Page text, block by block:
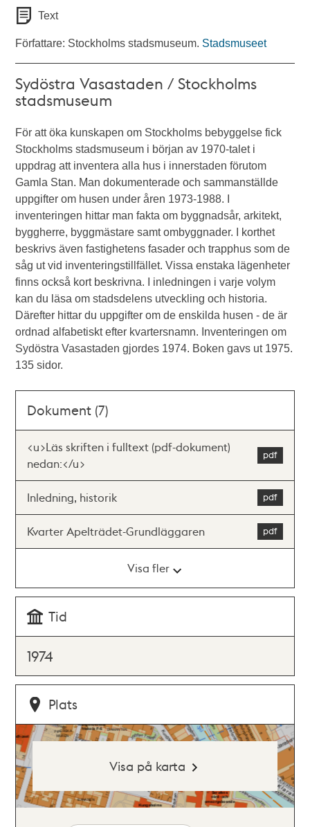
Text
Författare: Stockholms stadsmuseum. Stadsmuseet
Sydöstra Vasastaden / Stockholms
stadsmuseum
För att öka kunskapen om Stockholms bebyggelse fick
Stockholms stadsmuseum i början av 1970-talet i
uppdrag att inventera alla hus i innerstaden förutom
Gamla Stan. Man dokumenterade och sammanställde
uppgifter om husen under åren 1973-1988. I
inventeringen hittar man fakta om byggnadsår, arkitekt,
byggherre, byggmästare samt ombyggnader. I korthet
beskrivs även fastighetens fasader och trapphus som de
såg ut vid inventeringstillfället. Vissa enstaka lägenheter
finns också kort beskrivna. I inledningen i varje volym
kan du läsa om stadsdelens utveckling och historia.
Därefter hittar du uppgifter om de enskilda husen - de är
ordnad alfabetiskt efter kvartersnamn. Inventeringen om
Sydöstra Vasastaden gjordes 1974. Boken gavs ut 1975.
135 sidor.
Dokument (7)
<u>Läs skriften i fulltext (pdf-dokument)
nedan:</u>
Inledning, historik
Kvarter Apelträdet-Grundläggaren
Visa fler
Tid
1974
Plats
Visa på karta